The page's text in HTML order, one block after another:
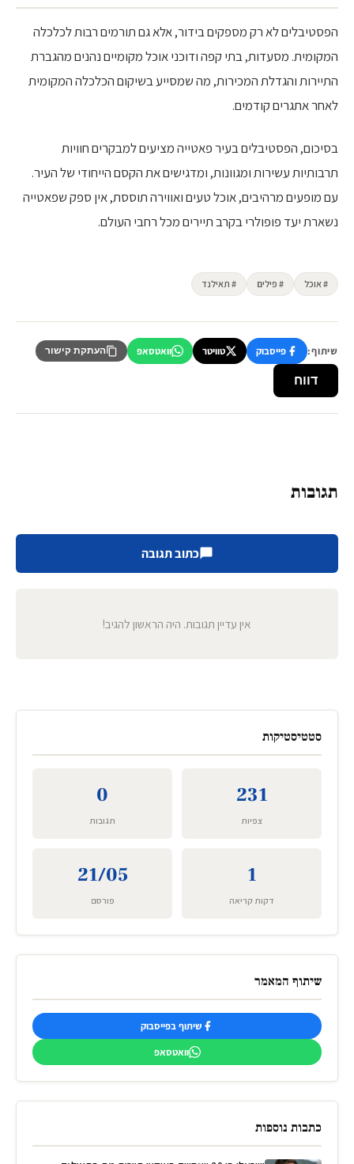
הפסטיבלים לא רק מספקים בידור, אלא גם תורמים רבות לכלכלה
המקומית. מסעדות, בתי קפה ודוכני אוכל מקומיים נהנים מהגברת
התיירות והגדלת המכירות, מה שמסייע בשיקום הכלכלה המקומית
לאחר אתגרים קודמים.
בסיכום, הפסטיבלים בעיר פאטייה מציעים למבקרים חוויות
תרבותיות עשירות ומגוונות, ומדגישים את הקסם הייחודי של העיר.
עם מופעים מרהיבים, אוכל טעים ואווירה תוססת, אין ספק שפאטייה
נשארת יעד פופולרי בקרב תיירים מכל רחבי העולם.
# אוכל # פילים # תאילנד
שיתוף: פייסבוק טוויטר וואטסאפ העתקת קישור
דווח
תגובות
כתוב תגובה
אין עדיין תגובות. היה הראשון להגיב!
סטטיסטיקות
231
צפיות
0
תגובות
1
דקות קריאה
21/05
פורסם
שיתוף המאמר
שיתוף בפייסבוק
וואטסאפ
כתבות נוספות